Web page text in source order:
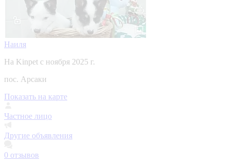
Наиля
На Kinpet c ноября 2025 г.
пос. Арсаки
Показать на карте
Частное лицо
Другие объявления
0 отзывов